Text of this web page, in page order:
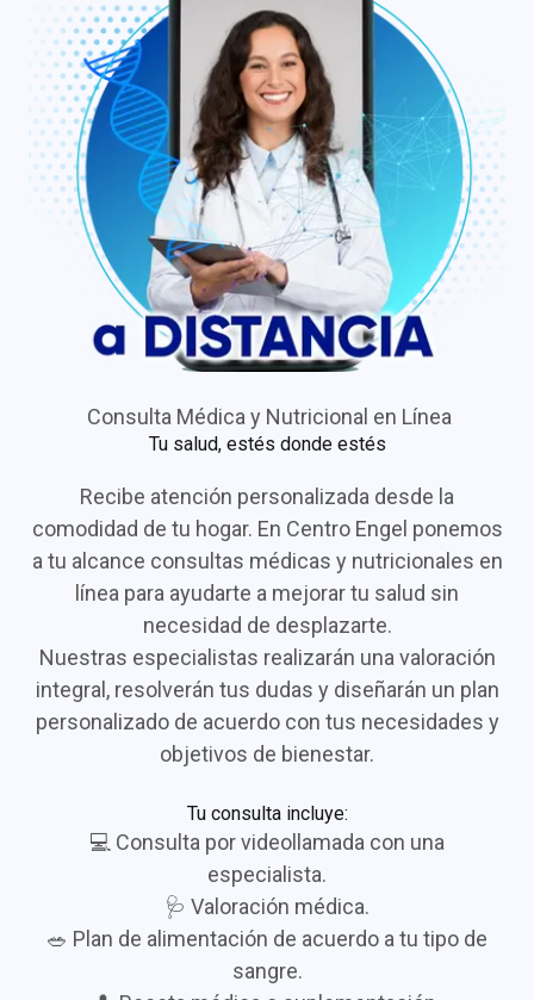
Consulta Médica y Nutricional en Línea
Tu salud, estés donde estés
Recibe atención personalizada desde la
comodidad de tu hogar. En Centro Engel ponemos
a tu alcance consultas médicas y nutricionales en
línea para ayudarte a mejorar tu salud sin
necesidad de desplazarte.
Nuestras especialistas realizarán una valoración
integral, resolverán tus dudas y diseñarán un plan
personalizado de acuerdo con tus necesidades y
objetivos de bienestar.
Tu consulta incluye:
💻 Consulta por videollamada con una
especialista.
🩺 Valoración médica.
🥗 Plan de alimentación de acuerdo a tu tipo de
sangre.